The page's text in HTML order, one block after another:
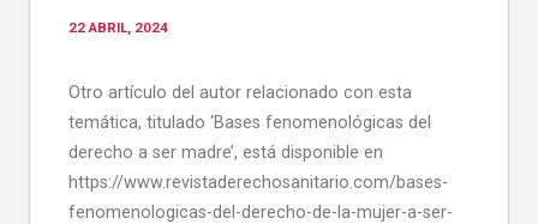
22 ABRIL, 2024
Otro artículo del autor relacionado con esta
temática, titulado ‘Bases fenomenológicas del
derecho a ser madre’, está disponible en
https://www.revistaderechosanitario.com/bases-
fenomenologicas-del-derecho-de-la-mujer-a-ser-